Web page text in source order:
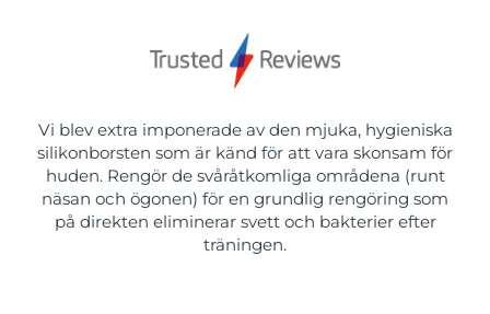
Vi blev extra imponerade av den mjuka, hygieniska
silikonborsten som är känd för att vara skonsam för
huden. Rengör de svåråtkomliga områdena (runt
näsan och ögonen) för en grundlig rengöring som
på direkten eliminerar svett och bakterier efter
träningen.